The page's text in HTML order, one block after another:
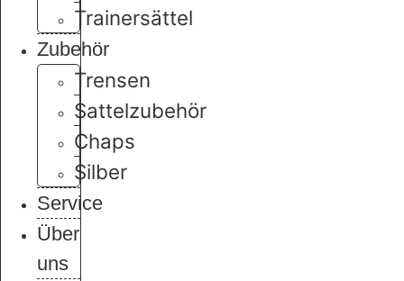
Trainersättel
Zubehör
Trensen
Sattelzubehör
Chaps
Silber
Service
Über
uns